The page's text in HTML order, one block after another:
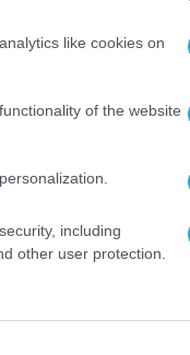
like cookies on
of the website
including
other user protection.
με το